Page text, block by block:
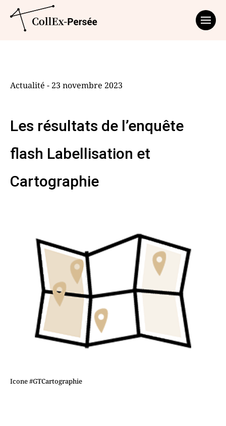
Icone #GTCartographie
Actualité - 23 novembre 2023
Les résultats de l’enquête
flash Labellisation et
Cartographie